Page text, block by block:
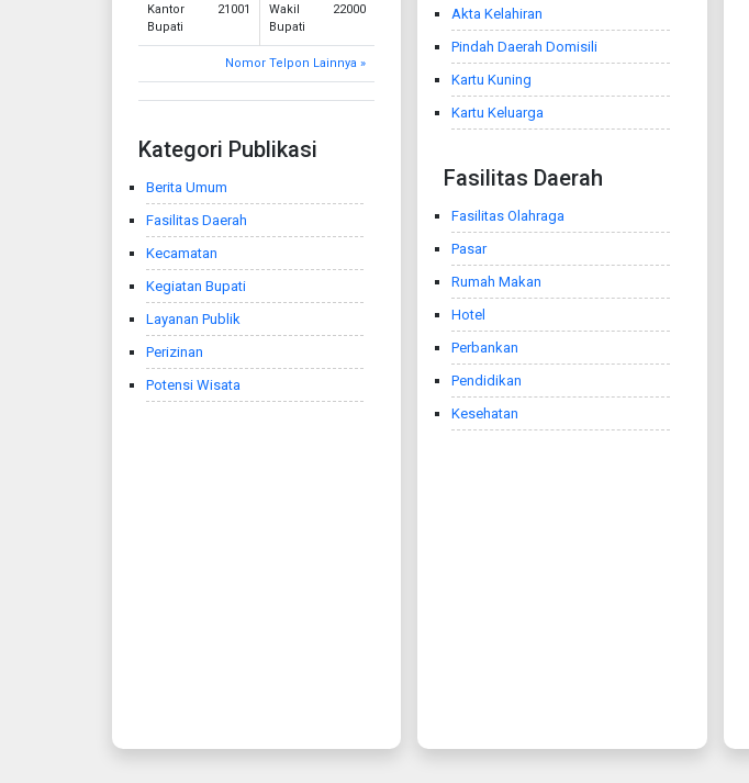
Kantor
Bupati
21001
Wakil
Bupati
22000
Nomor Telpon Lainnya »
Kategori Publikasi
Berita Umum
Fasilitas Daerah
Kecamatan
Kegiatan Bupati
Layanan Publik
Perizinan
Potensi Wisata
Akta Kelahiran
Pindah Daerah Domisili
Kartu Kuning
Kartu Keluarga
Fasilitas Daerah
Fasilitas Olahraga
Pasar
Rumah Makan
Hotel
Perbankan
Pendidikan
Kesehatan